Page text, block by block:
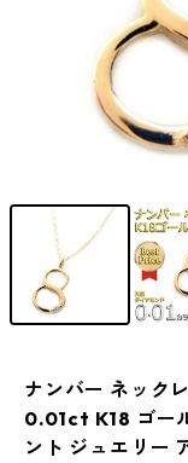
ナンバー ネック
0.01ct K18 ゴー
ント ジュエリー